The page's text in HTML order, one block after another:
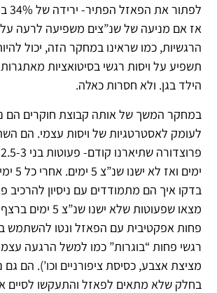
אז אם מניעה של שנ”צים משפיעה לרעה
הרגשיות, כמו שראינו במחקר הזה, יכול
תשפיע על ויסות רגשי בסיטואציות מאתגרות
הילד בגן. ולא חסרות כאלה.
במחקר המשך של אותה קבוצת חוקרים הם
לעומק לאסטרטגיות של ויסות עצמי. הם
ימים
בדקו איך הם מתמודדים עם ניסיון להרכיב
מצאו שפעוטות שלא
פחות אפקטיבית עם הפאזל ונטו להשתמש
רגשי פחות “בוגרות” כמו למשל הרגעה
מציצת אצבע, כסיסת ציפורניים וכו’). הם
בחלק שלא מתאים לפאזל והתעקשו לסיים